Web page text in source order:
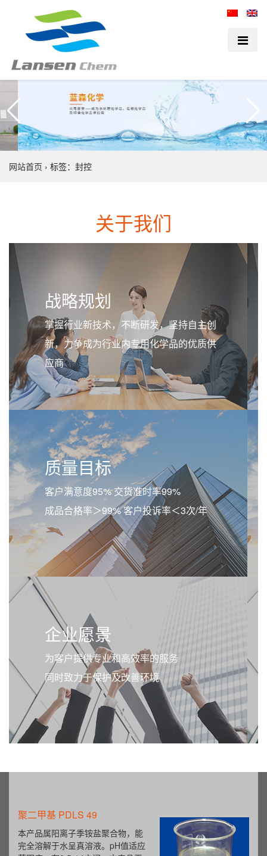
网站首页 › 标签：封控
关于我们
战略规划
掌握行业新技术，不断研发，坚持自主创
新，力争成为行业内专用化学品的优质供
应商
质量目标
客户满意度95% 交货准时率99%
成品合格率＞99% 客户投诉率＜3次/年
企业愿景
为客户提供专业和高效率的服务
同时致力于保护及改善环境
聚二甲基 PDLS 49
本产品属阳离子季铵盐聚合物，能
完全溶解于水呈真溶液。pH值适应